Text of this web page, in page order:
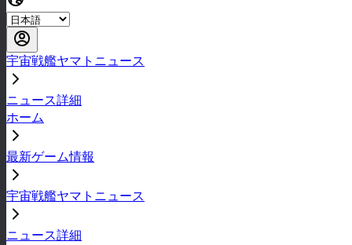
宇宙戦艦ヤマトニュース
ニュース詳細
ホーム
最新ゲーム情報
宇宙戦艦ヤマトニュース
ニュース詳細